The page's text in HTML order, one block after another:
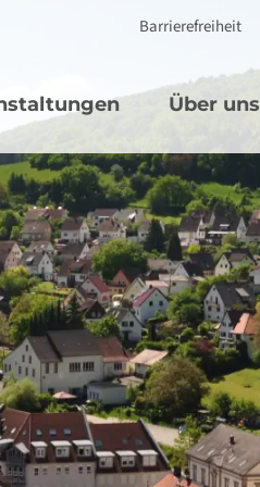
Barrierefreiheit
Über uns